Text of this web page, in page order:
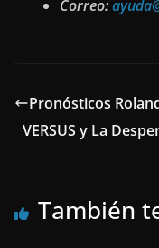
Correo:
Pronósticos
VERSUS y La
También